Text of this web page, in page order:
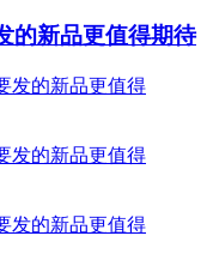
的新品更值得期待